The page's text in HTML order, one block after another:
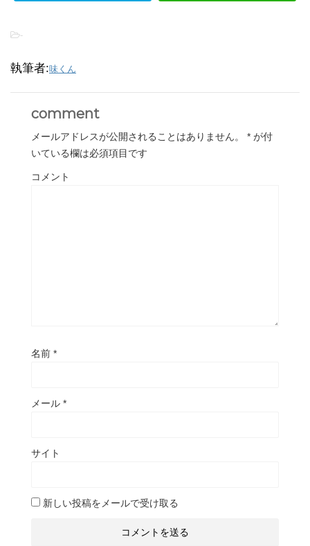
-
執筆者:味くん
comment
メールアドレスが公開されることはありません。 * が付
いている欄は必須項目です
コメント
名前 *
メール *
サイト
新しい投稿をメールで受け取る